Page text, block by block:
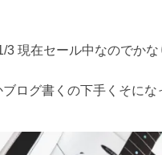
3 現在セール中なのでかな
ログ書くの下手くそにな